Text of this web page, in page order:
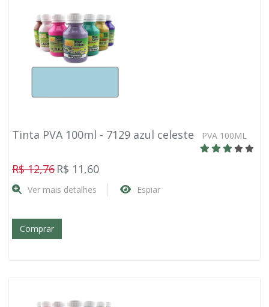
Tinta PVA 100ml - 7129 azul celeste PVA 100ML
R$ 12,76 R$ 11,60
Ver mais detalhes Espiar
Comprar